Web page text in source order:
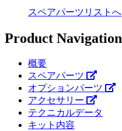
スペアパーツリストへ
Product Navigation
概要
スペアパーツ
オプションパーツ
アクセサリー
テクニカルデータ
キット内容